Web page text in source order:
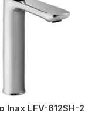
Inax LFV-612SH-2